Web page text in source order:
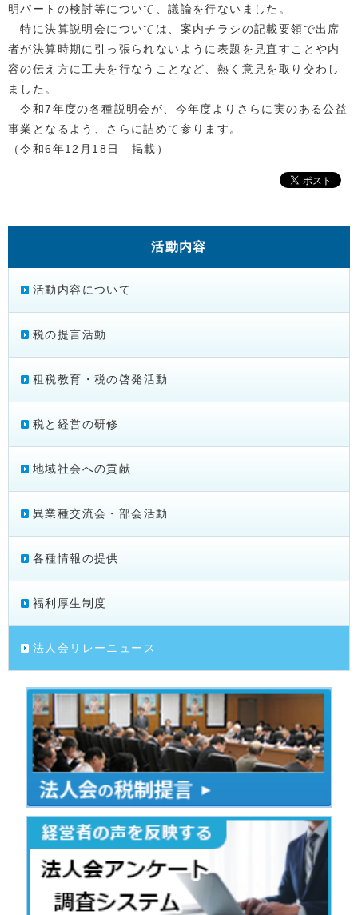
明パートの検討等について、議論を行ないました。
特に決算説明会については、案内チラシの記載要領で出席
者が決算時期に引っ張られないように表題を見直すことや内
容の伝え方に工夫を行なうことなど、熱く意見を取り交わし
ました。
令和7年度の各種説明会が、今年度よりさらに実のある公益
事業となるよう、さらに詰めて参ります。
（令和6年12月18日 掲載）
活動内容
活動内容について
税の提言活動
租税教育・税の啓発活動
税と経営の研修
地域社会への貢献
異業種交流会・部会活動
各種情報の提供
福利厚生制度
法人会リレーニュース